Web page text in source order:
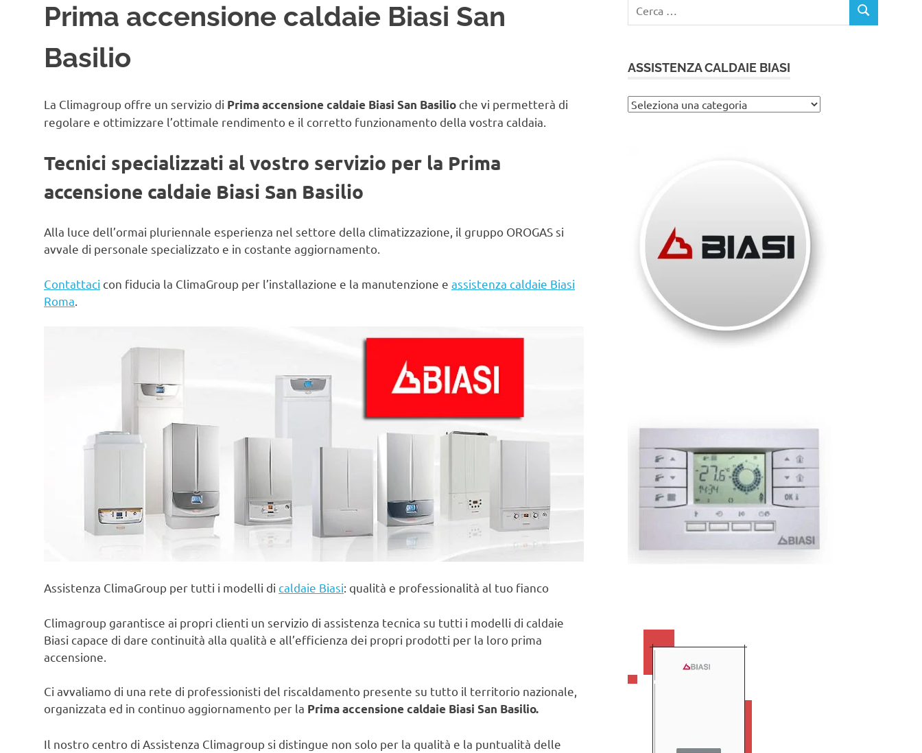
Prima accensione caldaie Biasi San
Basilio
La Climagroup offre un servizio di Prima accensione caldaie Biasi San Basilio che vi permetterà di
regolare e ottimizzare l’ottimale rendimento e il corretto funzionamento della vostra caldaia.
Tecnici specializzati al vostro servizio per la Prima
accensione caldaie Biasi San Basilio
Alla luce dell’ormai pluriennale esperienza nel settore della climatizzazione, il gruppo OROGAS si
avvale di personale specializzato e in costante aggiornamento.
Contattaci con fiducia la ClimaGroup per l’installazione e la manutenzione e assistenza caldaie Biasi
Roma
Assistenza ClimaGroup per tutti i modelli di caldaie Biasi: qualità e professionalità al tuo fianco
Climagroup garantisce ai propri clienti un servizio di assistenza tecnica su tutti i modelli di caldaie
Biasi capace di dare continuità alla qualità e all’efficienza dei propri prodotti per la loro prima
accensione.
Ci avvaliamo di una rete di professionisti del riscaldamento presente su tutto il territorio nazionale,
organizzata ed in continuo aggiornamento per la Prima accensione caldaie Biasi San Basilio.
Il nostro centro di Assistenza Climagroup si distingue non solo per la qualità e la puntualità delle
per:
CERCA
ASSISTENZA CALDAIE BIASI
Assistenza